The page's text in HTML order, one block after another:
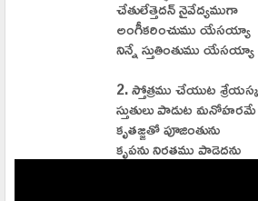
చేతులేత్తెదన్ నైవేద్యముగా
అంగీకరించుము యేసయ్యా
నిన్నే స్తుతింతుము యేసయ్యా
2. స్తోత్రము చేయుట
స్తుతులు పాడుట మనోహరమే
కృతజ్జతో పూజింతును
కృపను నిరతము పాడెదను